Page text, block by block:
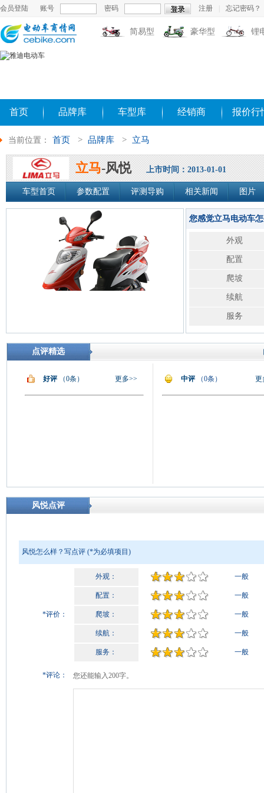
会员登陆 账号 密码 注册 忘记密码？
简易型 豪华型 锂
首页 品牌库 车型库 经销商 报价行
当前位置： 首页 > 品牌库 > 立马
立马-风悦 上市时间：2013-01-01
车型首页 参数配置 评测导购 相关新闻 图片
您感觉立马电动车
外观
配置
爬坡
续航
服务
点评精选
好评 （0条） 更多>> 中评 （0条） 更
风悦点评
风悦怎么样？写点评 (*为必填项目)
*评价：
外观： 一般
配置： 一般
爬坡： 一般
续航： 一般
服务： 一般
*评论： 您还能输入200字。